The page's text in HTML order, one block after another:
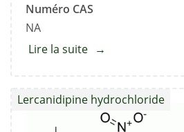
Numéro CAS
NA
Lire la suite about
N-
Nitroso
Lercanidipine hydrochloride